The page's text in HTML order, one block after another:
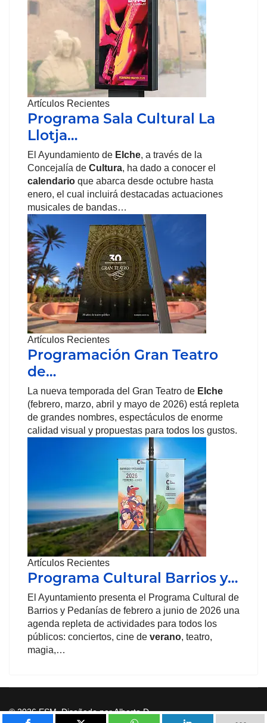
Artículos Recientes
Programa Sala Cultural La
Llotja…
El Ayundamiento de Elche, a través de la
Concejalía de Cultura, ha dado a conocer el
calendario que abarca desde octubre hasta
enero, el cual incluirá destacadas actuaciones
musicales de bandas…
Artículos Recientes
Programación Gran Teatro
de…
La nueva temporada del Gran Teatro de Elche
(febrero, marzo, abril y mayo de 2026) está repleta
de grandes nombres, espectáculos de enorme
calidad visual y propuestas para todos los gustos.
Artículos Recientes
Programa Cultural Barrios y…
El Ayuntamiento presenta el Programa Cultural de
Barrios y Pedanías de febrero a junio de 2026 una
agenda repleta de actividades para todos los
públicos: conciertos, cine de verano, teatro,
magia,…
© 2026 ESM. Diseñado por Alberto D.